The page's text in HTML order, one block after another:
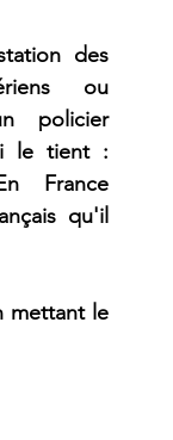
des
ou
policier
le tient :
France
qu'il
mettant le